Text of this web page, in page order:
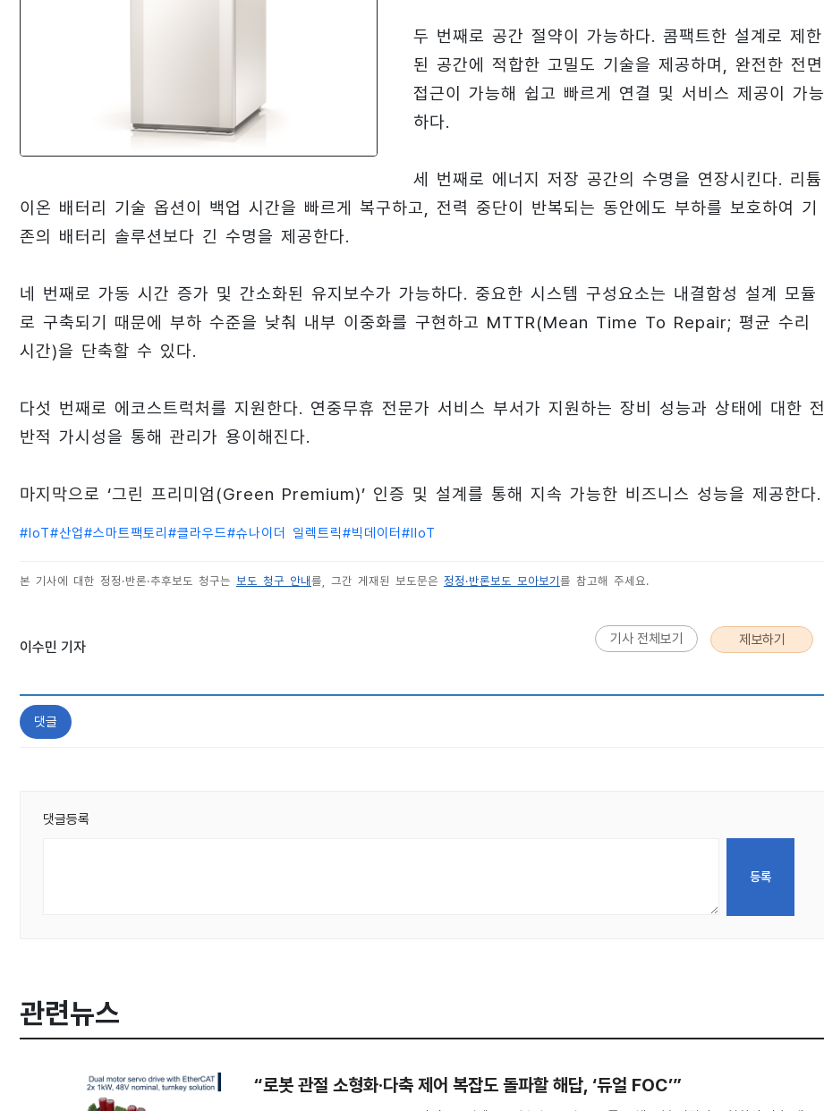
두 번째로 공간 절약이 가능하다. 콤팩트한 설계로 제한
된 공간에 적합한 고밀도 기술을 제공하며, 완전한 전면
접근이 가능해 쉽고 빠르게 연결 및 서비스 제공이 가능
하다.
세 번째로 에너지 저장 공간의 수명을 연장시킨다. 리튬
이온 배터리 기술 옵션이 백업 시간을 빠르게 복구하고, 전력 중단이 반복되는 동안에도 부하를 보호하여 기
존의 배터리 솔루션보다 긴 수명을 제공한다.
네 번째로 가동 시간 증가 및 간소화된 유지보수가 가능하다. 중요한 시스템 구성요소는 내결함성 설계 모듈
로 구축되기 때문에 부하 수준을 낮춰 내부 이중화를 구현하고 MTTR(Mean Time To Repair; 평균 수리
시간)을 단축할 수 있다.
다섯 번째로 에코스트럭처를 지원한다. 연중무휴 전문가 서비스 부서가 지원하는 장비 성능과 상태에 대한 전
반적 가시성을 통해 관리가 용이해진다.
마지막으로 ‘그린 프리미엄(Green Premium)’ 인증 및 설계를 통해 지속 가능한 비즈니스 성능을 제공한다.
#IoT#산업#스마트팩토리 #클라우드#슈나이더 일렉트릭#빅데이터 #IIoT
본 기사에 대한 정정·반론·추후보도 청구는 보도 청구 안내를, 그간 게재된 보도문은 정정·반론보도 모아보기를 참고해 주세요.
이수민 기자 기사 전체보기 제보하기
댓글
댓글등록
관련뉴스
“로봇 관절 소형화·다축 제어 복잡도 돌파할 해답, ‘듀얼 FOC’”